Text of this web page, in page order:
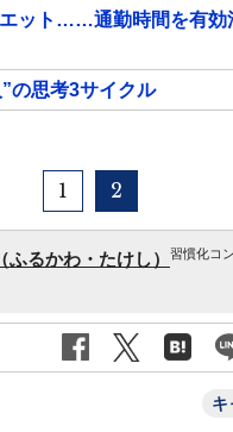
ット……通勤時間を有効
の思考3サイクル
1 2
ふるかわ・たけし） 習慣化コ
キ